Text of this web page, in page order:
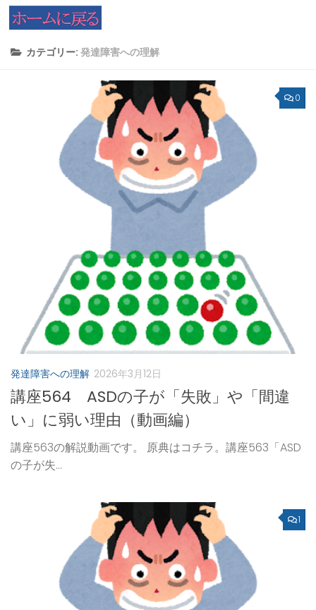
コンテンツへスキップ
カテゴリー: 発達障害への理解
0
発達障害への理解 2026年3月12日
講座564 ASDの子が「失敗」や「間違
い」に弱い理由（動画編）
講座563の解説動画です。 原典はコチラ。講座563「ASD
の子が失...
1